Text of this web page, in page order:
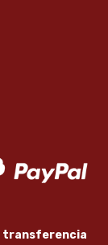
transferencia